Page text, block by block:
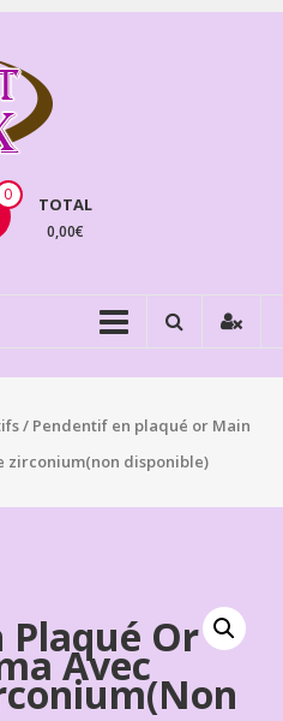
0 TOTAL
0,00€
/ Pendentif en plaqué or Main
zirconium(non disponible)
Plaqué Or
Avec